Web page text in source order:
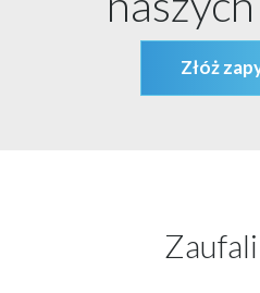
Złóż